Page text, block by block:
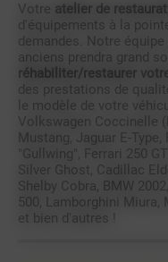
Votre atelier de
d'équipements à la
demandes. Notre
anciens prendra grand
réhabiliter/restaurer
des prestations de
le modèle de votre
Volkswagen Coccinelle
Mustang, Jaguar E-
"Gullwing", Ferrari 250
Silver Ghost, Cadillac
Shelby Cobra, BMW
500, Lamborghini Miura,
et bien d'autres !